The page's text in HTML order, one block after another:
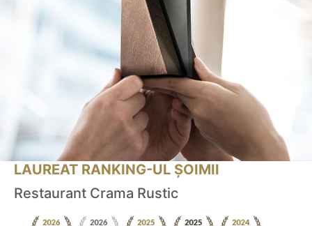
LAUREAT RANKING-UL ȘOIMII
Restaurant Crama Rustic